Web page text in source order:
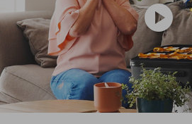
play_circle